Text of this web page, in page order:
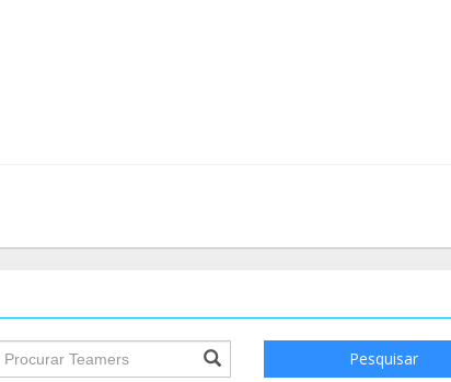
groupProfile.searchForm.search.text??? Pesquisar